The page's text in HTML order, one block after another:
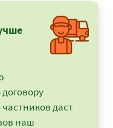
договору
даст
наш